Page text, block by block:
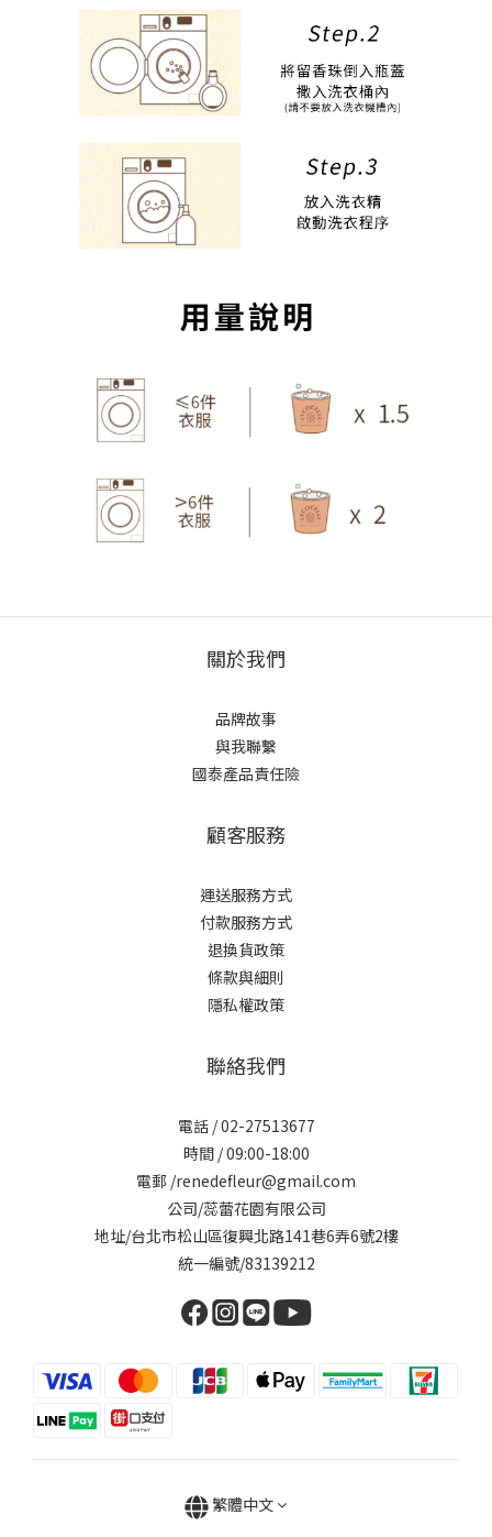
關於我們
品牌故事
與我聯繫
國泰產品責任險
顧客服務
運送服務方式
付款服務方式
退換貨政策
條款與細則
隱私權政策
聯絡我們
電話 / 02-27513677
時間 / 09:00-18:00
電郵 /renedefleur@gmail.com
公司/蕊蕾花園有限公司
地址/台北市松山區復興北路141巷6弄6號2樓
統一編號/83139212
繁體中文